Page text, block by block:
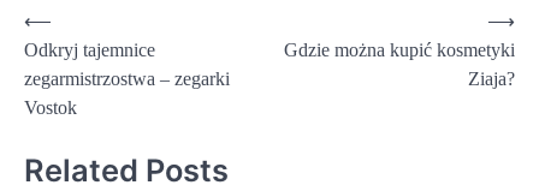
Nawigacja
wpisu
⟵
Odkryj tajemnice
zegarmistrzostwa – zegarki
Vostok
Gdzie można kupić kosmetyki
Ziaja?
⟶
Related Posts